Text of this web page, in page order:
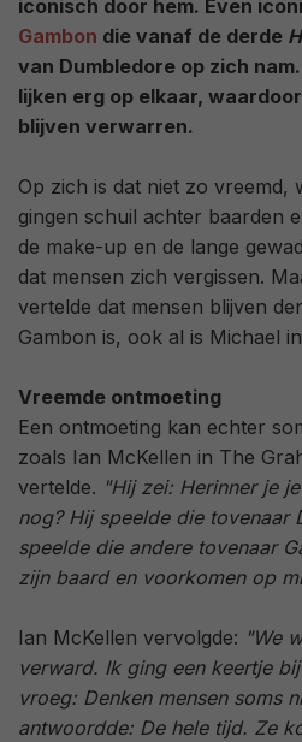
iconisch door hem. Even
Gambon die vanaf de derde
van Dumbledore op zich
lijken erg op elkaar,
blijven verwarren.
Op zich is dat niet zo vreemd,
gingen schuil achter baarden
de make-up en de lange
dat mensen zich vergissen.
vertelde dat mensen blijven
Gambon is, ook al is Michael
Vreemde ontmoeting
Een ontmoeting kan echter
zoals Ian McKellen in The
vertelde. "Hij zei: Herinner je
nog? Hij speelde die tovenaar
speelde die andere tovenaar
zijn baard en voorkomen op
Ian McKellen vervolgde: "We
verward. Ik ging een keertje
vroeg: Denken mensen soms
antwoordde: De hele tijd. Ze